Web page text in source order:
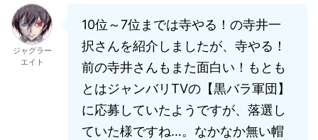
ジャグラー
エイト
10位～7位までは寺やる！の寺井一
択さんを紹介しましたが、寺やる！
前の寺井さんもまた面白い！もとも
とはジャンバリTVの【黒バラ軍団】
に応募していたようですが、落選し
ていた様ですね…。なかなか無い帽